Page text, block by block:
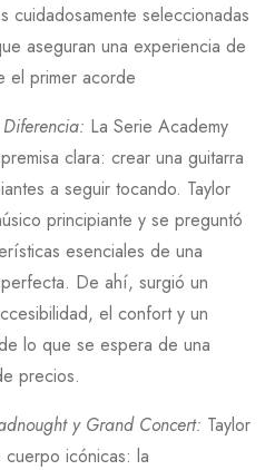
cuidadosamente seleccionadas
aseguran una experiencia de
el primer acorde
: La Serie Academy
clara: crear una guitarra
a seguir tocando. Taylor
principiante y se preguntó
esenciales de una
De ahí, surgió un
el confort y un
lo que se espera de una
precios.
y Grand Concert: Taylor
icónicas: la